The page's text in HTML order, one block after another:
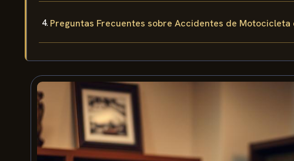
Preguntas Frecuentes sobre Accidentes de Motocicleta